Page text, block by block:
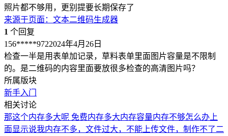
照片都不够用，更别提要长期保存了
来源于页面 ： 文本二维码生成器
1 个回复
156*****9722024年4月26日
检查一半是用表单加记录，草料表单里面图片容量是不限制
的。是二维码的内容里面要放很多检查的高清图片吗？
所属版块
新手入门
相关讨论
那这个内存多大呢 免费内存多大内存容量内存不够怎么办 上
面显示说我内存不多，文件过大，不能上传文件，制作不了二